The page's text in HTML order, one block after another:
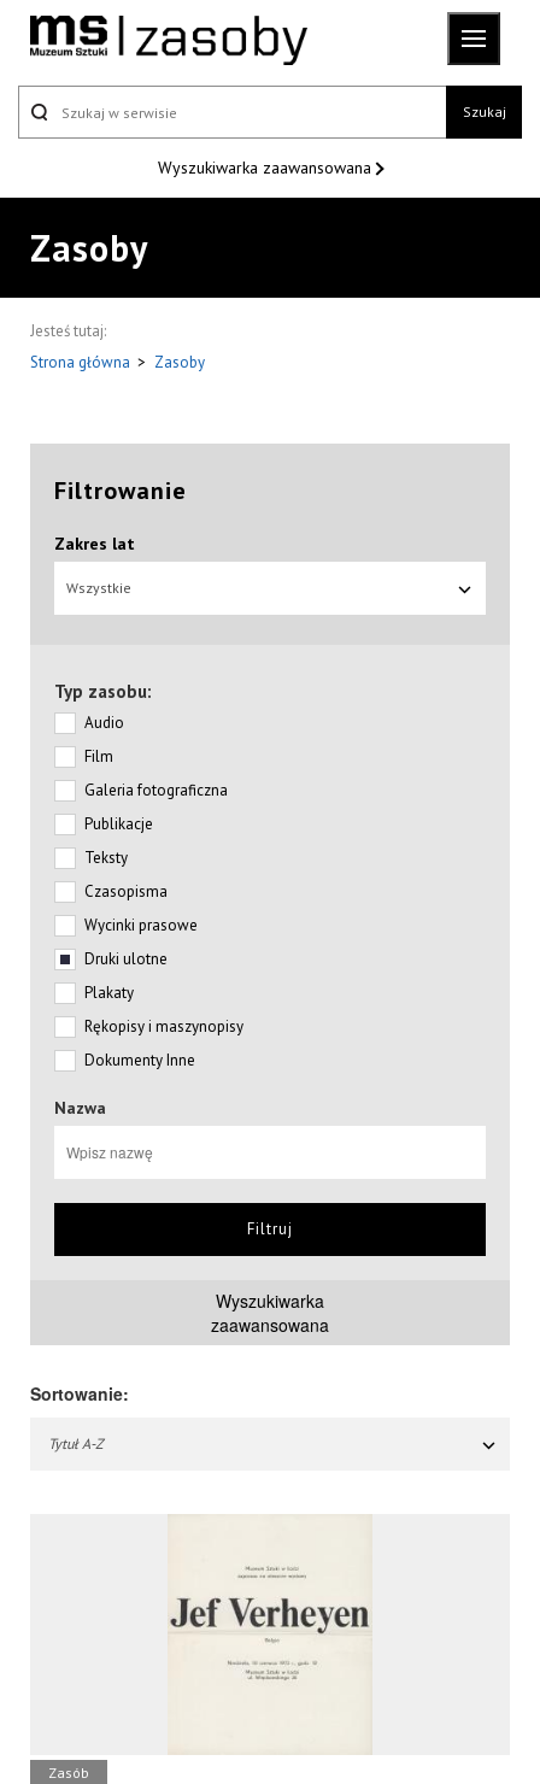
Szukaj
Wyszukiwarka zaawansowana
Zasoby
Jesteś tutaj:
Strona główna > Zasoby
Filtrowanie
Zakres lat
Wszystkie
Typ zasobu:
Audio
Film
Galeria fotograficzna
Publikacje
Teksty
Czasopisma
Wycinki prasowe
Druki ulotne
Plakaty
Rękopisy i maszynopisy
Dokumenty Inne
Nazwa
Filtruj
Wyszukiwarka
zaawansowana
Sortowanie:
Tytuł A-Z
Zasób